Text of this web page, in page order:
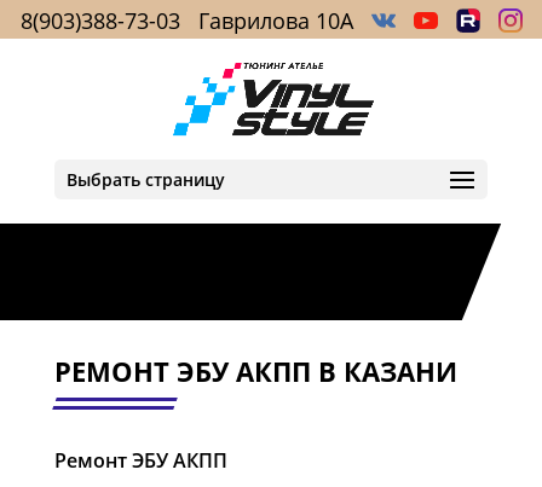
Выбрать страницу
РЕМОНТ ЭБУ АКПП В КАЗАНИ
Ремонт ЭБУ АКПП
8(903)388-73-03 Гаврилова 10А